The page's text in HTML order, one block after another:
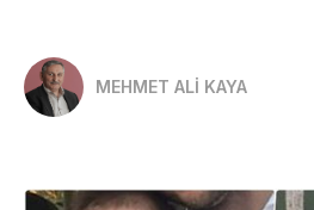
MEHMET ALİ KAYA